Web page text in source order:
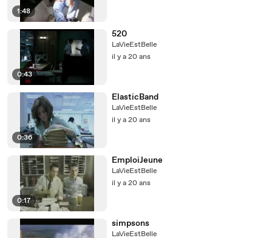
1:48
0:43
520
LaVieEstBelle
il y a 20 ans
0:36
ElasticBand
LaVieEstBelle
il y a 20 ans
0:17
EmploiJeune
LaVieEstBelle
il y a 20 ans
simpsons
LaVieEstBelle